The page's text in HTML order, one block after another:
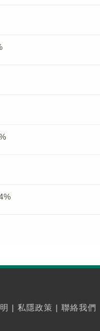
| 私隱政策 | 聯絡我們